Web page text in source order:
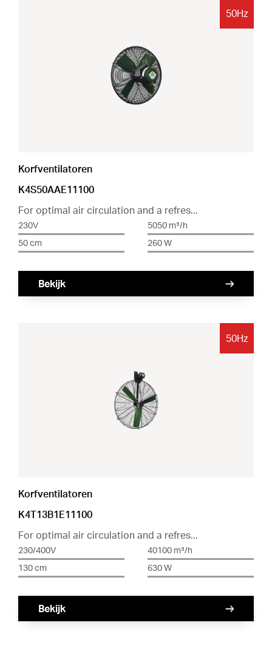
50Hz
Korfventilatoren
K4S50AAE11100
For optimal air circulation and a refres...
230V
5050 m³/h
50 cm
260 W
Bekijk
50Hz
Korfventilatoren
K4T13B1E11100
For optimal air circulation and a refres...
230/400V
40100 m³/h
130 cm
630 W
Bekijk